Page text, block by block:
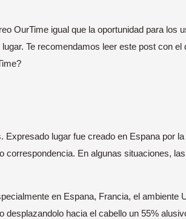
OurTime igual que la oportunidad para los
Te recomendamos leer este post con el
lugar fue creado en Espana por
En algunas situaciones,
en Espana, Francia, el ambiente
desplazandolo hacia el cabello un 55%